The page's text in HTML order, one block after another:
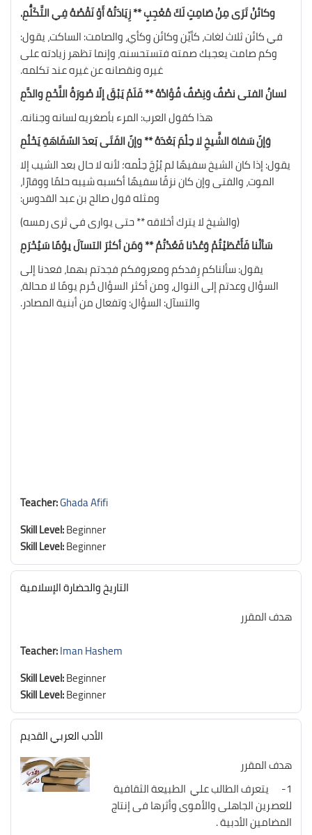
وكائنْ تَرَى مِنْ صَامِتٍ لَكَ مُعْجِبٍ ** زِيَادَتُهُ أَوْ نَقْصُهُ فِي التَّكَلُّمِ.
في كائن ثلاث لغات، كأيِّن وكائن وكأي، والصامت: الساكت، يقول:
وكم صامت يعجبك صمته فتستحسنه، وإنما تظهر زيادته على
غيره ونقصانه عن غيره عند تكلمه.
لسانُ الفتى نصْفٌ وَنِصْفٌ فُؤادُهُ ** فَلَمْ يَبْقَ إلّا صُورَةُ اللَّحْمِ والدَّمِ
هذا كقول العرب: المرء بأصغريه لسانه وجنانه.
وَإنّ سَفاهَ الشَّيخِ لا حِلْمَ بَعْدَهُ ** وإنّ الفَتَى بَعدَ السّفَاهَةِ يَحْلُمِ
يقول: إذا كان الشيخ سفيهًا لم يُرْجَ حِلْمه؛ لأنه لا حال بعد الشيب إلا
الموت، والفتى وإن كان نزقًا سفيهًا أكسبه شيبه حلمًا ووقارًا،
ومثله قول صالح بن عبد القدوس:
(والشيخ لا يترك أخلاقه ** حتى يوارى في ثرى رمسه)
سَألْنا فَأَعْطَيْتُمْ وَعُدْنا فَعُدْتُمُ ** وَمَن أكثرَ التسآلَ يوْمًا سَيُحْرَمِ
يقول: سألناكم رِفدكم ومعروفكم فجدتم بهما، فعدنا إلى
السؤال وعدتم إلى النوال، ومن أكثر السؤال حُرم يومًا لا محالة،
والتسآل: السؤال: وتفعال من أبنية المصادر.
Teacher:Ghada Afifi
Skill Level:Beginner
Skill Level:Beginner
التاريخ والحضارة الإسلامية
هدف المقرر
Teacher:Iman Hashem
Skill Level:Beginner
Skill Level:Beginner
الأدب العربي القديم
هدف المقرر
1- يتعرف الطالب علي الطبيعة الثقافية
للعصرين الجاهلى والأموى وأثرها فى إنتاج
المضامين الأدبية .